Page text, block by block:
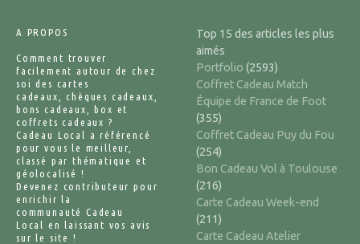
A PROPOS
Comment trouver
facilement autour de chez
soi des cartes
cadeaux, chèques cadeaux,
bons cadeaux, box et
coffrets cadeaux ?
Cadeau Local a référencé
pour vous le meilleur,
classé par thématique et
géolocalisé !
Devenez contributeur pour
enrichir la
communauté Cadeau
Local en laissant vos avis
sur le site !
Top 15 des articles les plus
aimés
Portfolio (2593)
Coffret Cadeau Match
Équipe de France de Foot
(355)
Coffret Cadeau Puy du Fou
(254)
Bon Cadeau Vol à Toulouse
(216)
Carte Cadeau Week-end
(211)
Carte Cadeau Atelier